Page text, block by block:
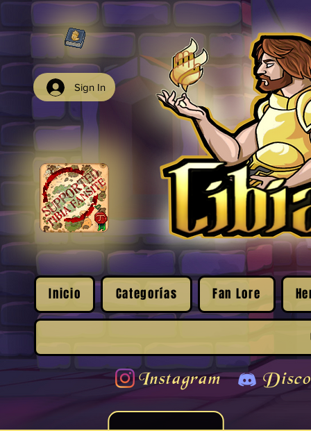
Sign In
Inicio Categorías Fan Lore
Instagram